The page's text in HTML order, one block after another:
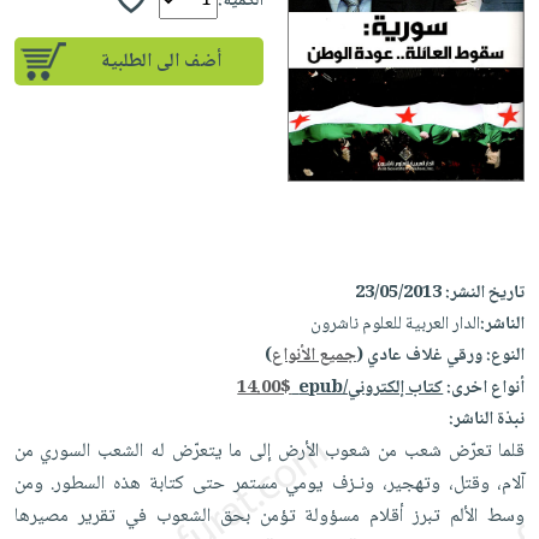
إختياراتنا
كتب
أكاديمية
صندوق
القراءة
iKitab
بلا
حدود
أسئلة
يتكرر
على
Android
تحميل
iKitab
على
Apple
أسئلة
يتكرر
طرحها
تحميل
masmu3
على
masmu3
على
Apple
المواضيع
الأكثر
مبيعاً
إختياراتنا
وسائل
القراءة
جوائز
تعليمية
الصحة
والعناية
الشخصية
جديد
أجهزة
العناية
الشخصية
العناية
وتصفيف
الشعر
العناية
بالجسم
المطبخ
والسفرة
جديد
الكل
أواني
الطهي
أدوات
متجر
الهدايا
أقسام
أضف الى الطلبية
تاريخ النشر:23/05/2013
الناشر:الدار العربية للعلوم ناشرون
النوع:ورقي غلاف عادي (جميع الأنواع)
أنواع اخرى:كتاب إلكتروني/epub
14.00$
نبذة الناشر:
قلما تعرّض شعب من شعوب الأرض إلى ما يتعرّض له الشعب السوري من
آلام، وقتل، وتهجير، ونـزف يومي مستمر حتى كتابة هذه السطور. ومن
وسط الألم تبرز أقلام مسؤولة تؤمن بحق الشعوب في تقرير مصيرها